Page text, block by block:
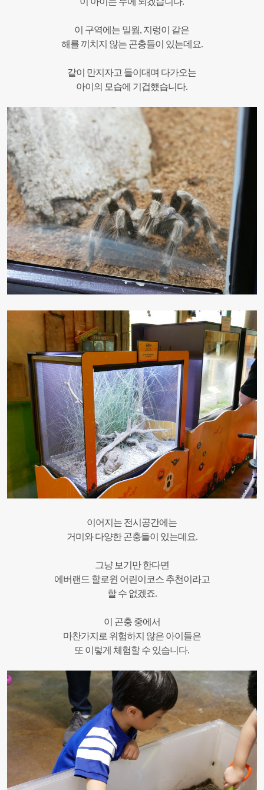
이 구역에는 밀웜, 지렁이 같은
해를 끼치지 않는 곤충들이 있는데요.
같이 만지자고 들이대며 다가오는
아이의 모습에 기겁했습니다.
이어지는 전시공간에는
거미와 다양한 곤충들이 있는데요.
그냥 보기만 한다면
에버랜드 할로윈 어린이코스 추천이라고
할 수 없겠죠.
이 곤충 중에서
마찬가지로 위험하지 않은 아이들은
또 이렇게 체험할 수 있습니다.